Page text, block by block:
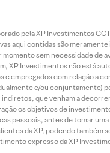
pela XP Investimentos
aqui contidas são
momento sem necessidade de
XP Investimentos não está
empregados com relação a
e/ou conjuntamente)
que venham a
os objetivos de
pessoais, antes de tomar
da XP, podendo também
expresso da XP